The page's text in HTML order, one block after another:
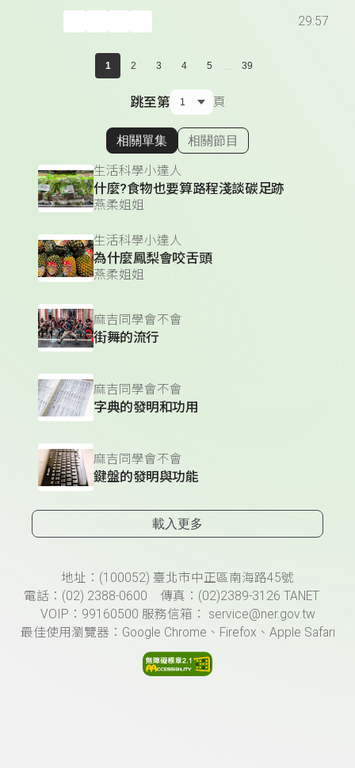
29:57
1 2 3 4 5 ... 39
跳至第 頁
顯示相關單集
相關單集 相關節目
生活科學小達人
什麼?食物也要算路程淺談碳足跡
燕柔姐姐
生活科學小達人
為什麼鳳梨會咬舌頭
燕柔姐姐
麻吉同學會不會
街舞的流行
麻吉同學會不會
字典的發明和功用
麻吉同學會不會
鍵盤的發明與功能
載入更多
頁尾資訊地址：(100052) 臺北市中正區南海路45號
電話：(02) 2388-0600 傳真：(02)2389-3126 TANET
VOIP：99160500 服務信箱： service@ner.gov.tw
最佳使用瀏覽器：Google Chrome、Firefox、Apple Safari